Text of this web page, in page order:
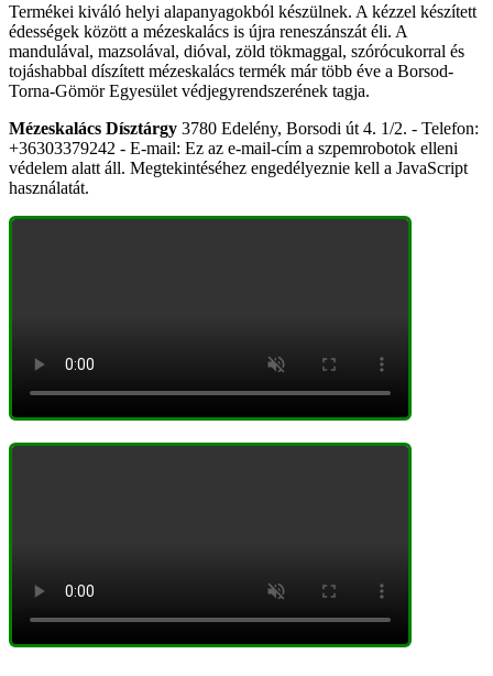
Termékei kiváló helyi alapanyagokból készülnek. A kézzel készített
édességek között a mézeskalács is újra reneszánszát éli. A
mandulával, mazsolával, dióval, zöld tökmaggal, szórócukorral és
tojáshabbal díszített mézeskalács termék már több éve a Borsod-
Torna-Gömör Egyesület védjegyrendszerének tagja.
Mézeskalács Dísztárgy 3780 Edelény, Borsodi út 4. 1/2. - Telefon:
+36303379242 - E-mail: Ez az e-mail-cím a szpemrobotok elleni
védelem alatt áll. Megtekintéséhez engedélyeznie kell a JavaScript
használatát.